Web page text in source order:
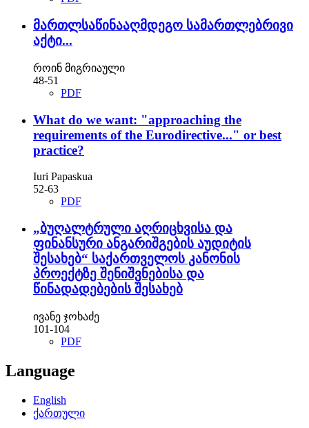
მართლსაწინააღმდეგო სამართლებრივი
აქტი...
როინ მიგრიაული
48-51
PDF
What do we want: "approaching the
requirements of the Eurodirective..." or best
practice?
Iuri Papaskua
52-63
PDF
„ბუღალტრული აღრიცხვისა და
ფინანსური ანგარიშგების აუდიტის
შესახებ“ საქართველოს კანონის
პროექტზე შენიშვნებისა და
წინადადებების შესახებ
ივანე ჯოხაძე
101-104
PDF
Language
English
ქართული